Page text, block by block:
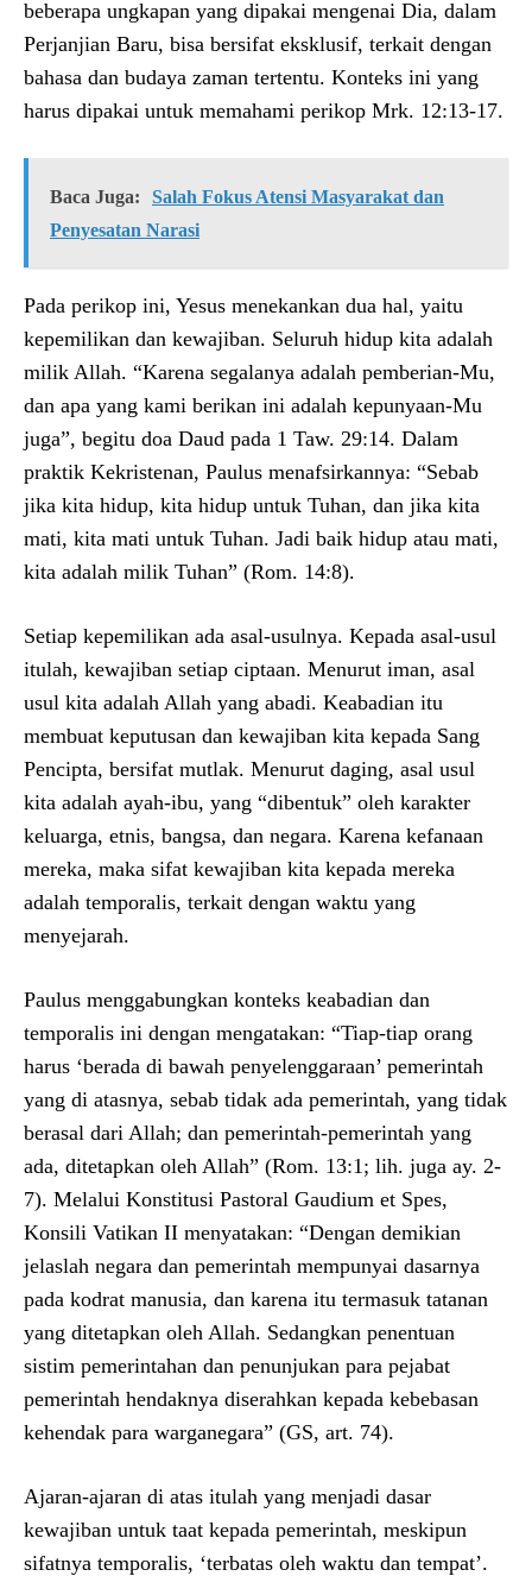
beberapa ungkapan yang dipakai mengenai Dia, dalam
Perjanjian Baru, bisa bersifat eksklusif, terkait dengan
bahasa dan budaya zaman tertentu. Konteks ini yang
harus dipakai untuk memahami perikop Mrk. 12:13-17.
Baca Juga:
Salah Fokus Atensi Masyarakat dan
Penyesatan Narasi
Pada perikop ini, Yesus menekankan dua hal, yaitu
kepemilikan dan kewajiban. Seluruh hidup kita adalah
milik Allah. “Karena segalanya adalah pemberian-Mu,
dan apa yang kami berikan ini adalah kepunyaan-Mu
juga”, begitu doa Daud pada 1 Taw. 29:14. Dalam
praktik Kekristenan, Paulus menafsirkannya: “Sebab
jika kita hidup, kita hidup untuk Tuhan, dan jika kita
mati, kita mati untuk Tuhan. Jadi baik hidup atau mati,
kita adalah milik Tuhan” (Rom. 14:8).
Setiap kepemilikan ada asal-usulnya. Kepada asal-usul
itulah, kewajiban setiap ciptaan. Menurut iman, asal
usul kita adalah Allah yang abadi. Keabadian itu
membuat keputusan dan kewajiban kita kepada Sang
Pencipta, bersifat mutlak. Menurut daging, asal usul
kita adalah ayah-ibu, yang “dibentuk” oleh karakter
keluarga, etnis, bangsa, dan negara. Karena kefanaan
mereka, maka sifat kewajiban kita kepada mereka
adalah temporalis, terkait dengan waktu yang
menyejarah.
Paulus menggabungkan konteks keabadian dan
temporalis ini dengan mengatakan: “Tiap-tiap orang
harus ‘berada di bawah penyelenggaraan’ pemerintah
yang di atasnya, sebab tidak ada pemerintah, yang tidak
berasal dari Allah; dan pemerintah-pemerintah yang
ada, ditetapkan oleh Allah” (Rom. 13:1; lih. juga ay. 2-
7). Melalui Konstitusi Pastoral Gaudium et Spes,
Konsili Vatikan II menyatakan: “Dengan demikian
jelaslah negara dan pemerintah mempunyai dasarnya
pada kodrat manusia, dan karena itu termasuk tatanan
yang ditetapkan oleh Allah. Sedangkan penentuan
sistim pemerintahan dan penunjukan para pejabat
pemerintah hendaknya diserahkan kepada kebebasan
kehendak para warganegara” (GS, art. 74).
Ajaran-ajaran di atas itulah yang menjadi dasar
kewajiban untuk taat kepada pemerintah, meskipun
sifatnya temporalis, ‘terbatas oleh waktu dan tempat’.